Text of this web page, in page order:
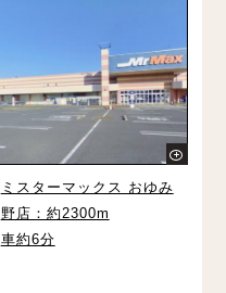
ミスターマックス おゆみ
野店：約2300m
車約6分